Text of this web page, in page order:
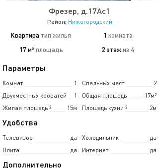
Фрезер, д.17Ас1
Район: Нижегородский
Квартира тип жилья 1 комната
17 м² площадь 2 этажиз 4
Параметры
Комнат 1 Спальных мест
2
Двухместных кроватей
1 Общая площадь
17м²
Жилая площадь
15м
² Площадь кухни 2м
²
Удобства
Телевизор да Холодильник
да
Плита
да Интернет да
Дополнительно